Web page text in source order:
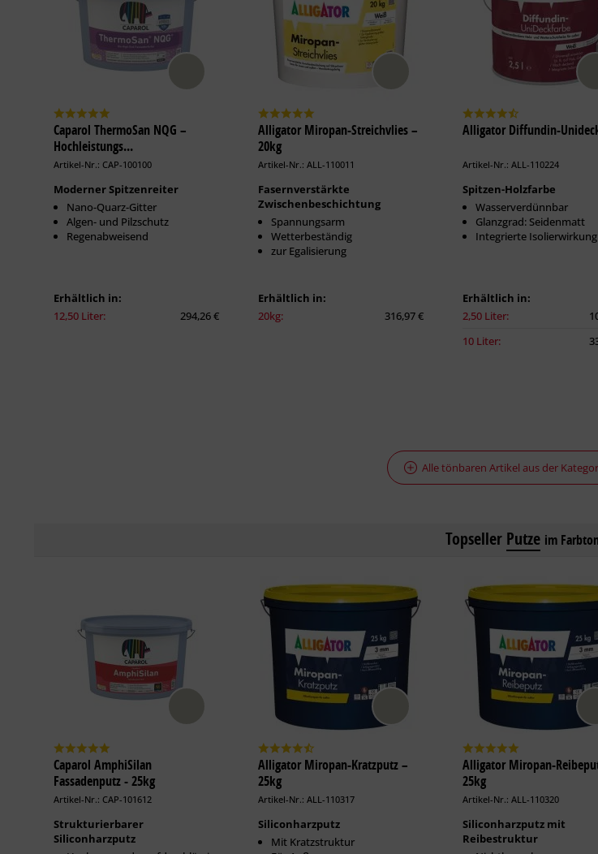
Caparol ThermoSan NQG –
Hochleistungs...
Artikel-Nr.: CAP-100100
Moderner Spitzenreiter
Nano-Quarz-Gitter
Algen- und Pilzschutz
Regenabweisend
Erhältlich in:
12,50 Liter:
294,26 €
Alligator Miropan-Streichvlies –
20kg
Artikel-Nr.: ALL-110011
Fasernverstärkte
Zwischenbeschichtung
Spannungsarm
Wetterbeständig
zur Egalisierung
Erhältlich in:
20kg:
316,97 €
Alligator Diffundin-
Artikel-Nr.: ALL-110224
Spitzen-Holzfarbe
Wasserverdünnbar
Glanzgrad: Seidenmatt
Integrierte Isolierwirkung
Erhältlich in:
2,50 Liter:
10 Liter:
Alle tönbaren Artikel aus der
Topseller Putze im
Caparol AmphiSilan
Fassadenputz - 25kg
Artikel-Nr.: CAP-101612
Strukturierbarer
Siliconharzputz
Alligator Miropan-Kratzputz –
25kg
Artikel-Nr.: ALL-110317
Siliconharzputz
Mit Kratzstruktur
Alligator Miropan-
25kg
Artikel-Nr.: ALL-110320
Siliconharzputz mit
Reibestruktur